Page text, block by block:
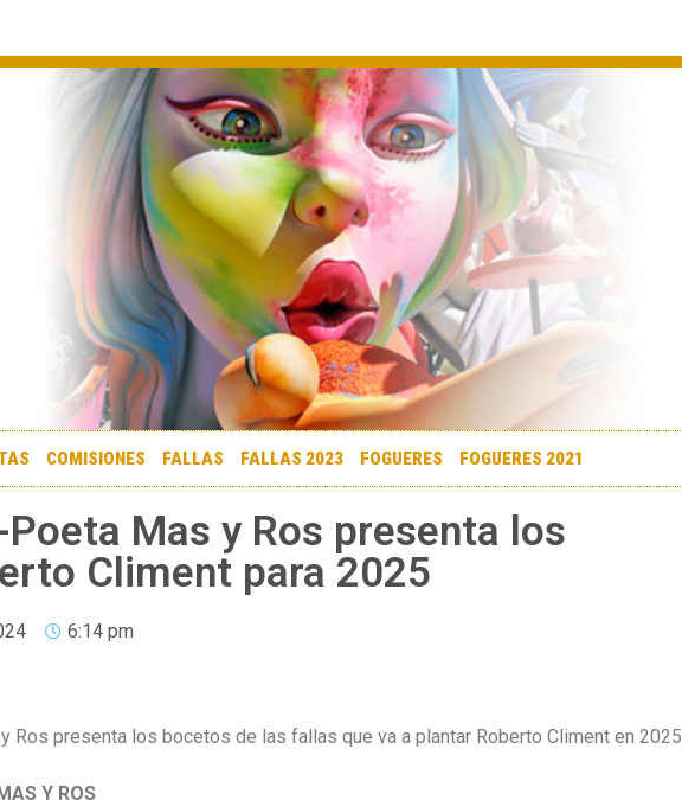
COMISIONES FALLAS FALLAS 2023 FOGUERES FOGUERES 2021
Poeta Mas y Ros presenta los
Climent para 2025
6:14 pm
Ros presenta los bocetos de las fallas que va a plantar Roberto Climent en 2025.
Y ROS